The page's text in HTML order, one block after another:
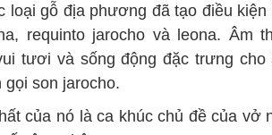
loại gỗ địa phương đã tạo điều kiện
requinto jarocho và leona. Âm
tươi và sống động đặc trưng cho
son jarocho.
của nó là ca khúc chủ đề của vở